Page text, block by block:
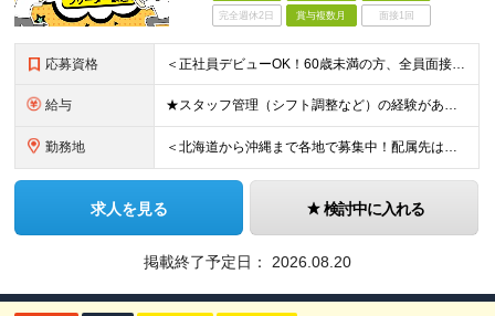
完全週休2日 賞与複数月 面接1回
応募資格 ＜正社員デビューOK！60歳未満の方、全員面接＞ ◆学歴・経歴不問 ◆転職回数が多くてもOK ◆未経験／第二新卒OK ◆ブランクありOK ◆60歳未満の方（※定年年齢を上限として募集するため） ☆普
給与 ★スタッフ管理（シフト調整など）の経験があれば【月給28万円以上】 ★賞与支給実績：基本給の2ヶ月分～3ヶ月分 ＝＝ライフスタイルに合わせて働き方を選べます＝＝ ■正社員 ＜未経験者＞月給25万円～
勤務地 ＜北海道から沖縄まで各地で募集中！配属先は希望に合わせて決定します＞ ■北海道 ・パーク ハイアット ニセコ HANAZONO ★住み込み可 北海道虻田郡倶知安町字岩尾別328-47 ■東京都 ・
求人を見る 検討中に入れる
掲載終了予定日： 2026.08.20